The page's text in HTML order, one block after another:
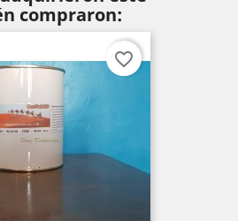
compraron:
favorite_border